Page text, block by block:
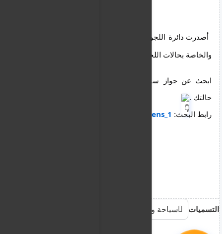
والخاصة بحالات اللجوء في أثينا بتاريخ 2026-05-15
حالتك .
رابط البحث: https://domari.gr/athens_1
التسميات سياحة وهجرة